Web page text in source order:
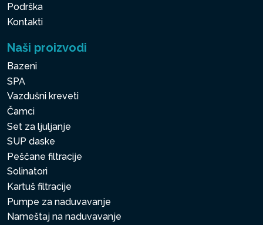
Podrška
Kontakti
Naši proizvodi
Bazeni
SPA
Vazdušni kreveti
Čamci
Set za ljuljanje
SUP daske
Peščane filtracije
Solinatori
Kartuš filtracije
Pumpe za naduvavanje
Nameštaj na naduvavanje